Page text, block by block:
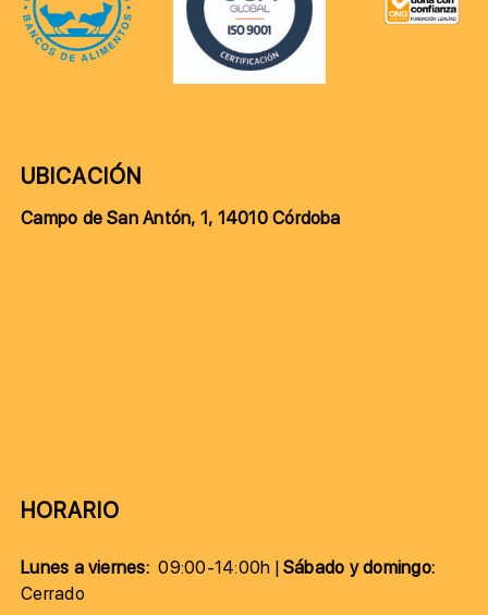
UBICACIÓN
Campo de San Antón, 1, 14010 Córdoba
HORARIO
Lunes a viernes:09:00-14:00h |Sábado y domingo:
Cerrado